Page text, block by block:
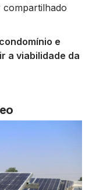
e
a viabilidade da